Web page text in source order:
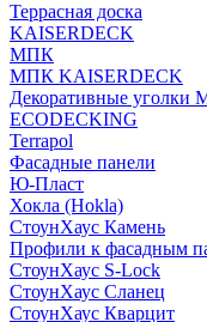
Террасная доска
KAISERDECK
МПК
МПК KAISERDECK
Декоративные
ECODECKING
Terrapol
Фасадные панели
Ю-Пласт
Хокла (Hokla)
СтоунХаус Камень
Профили к фасадным
СтоунХаус S-Lock
СтоунХаус Сланец
СтоунХаус Кварцит